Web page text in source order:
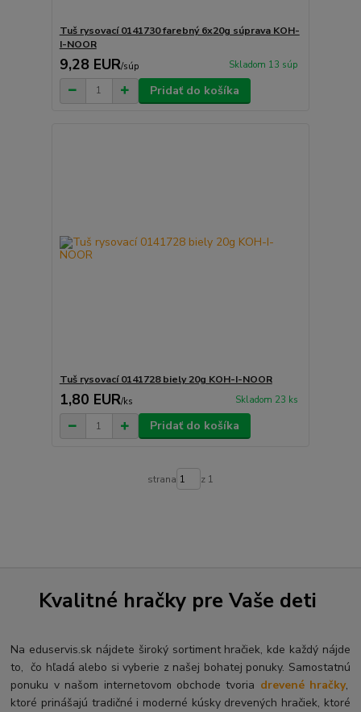
Tuš rysovací 0141730 farebný 6x20g súprava KOH-
I-NOOR
9,28 EUR/súp Skladom 13 súp
Pridať do košíka
Tuš rysovací 0141728 biely 20g KOH-I-NOOR
1,80 EUR/ks Skladom 23 ks
Pridať do košíka
strana z 1
Kvalitné hračky pre Vaše deti
Na eduservis.sk nájdete široký sortiment hračiek, kde každý nájde
to, čo hľadá alebo si vyberie z našej bohatej ponuky. Samostatnú
ponuku v našom internetovom obchode tvoria drevené hračky,
ktoré prinášajú tradičné i moderné kúsky drevených hračiek, ktoré